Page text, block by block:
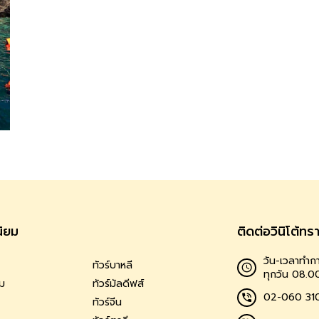
ม
ทัวร์บาหลี
ทัวร์มัลดีฟส์
ทัวร์จีน
ติดต่อวินิโต้ทร
วัน-เวลาทำก
ทุกวัน
02-060